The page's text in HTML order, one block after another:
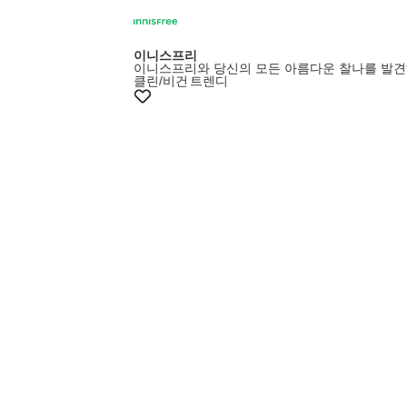
이니스프리
이니스프리와 당신의 모든 아름다운 찰나를 발
클린/비건 트렌디